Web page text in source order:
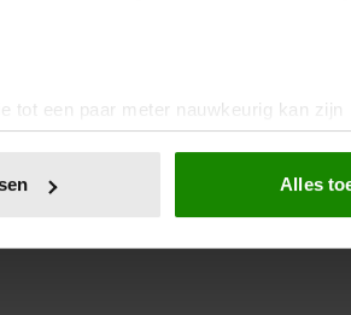
tot een paar meter nauwkeurig kan zijn
eigenschappen
om functies voor social media te
gebruik van onze site met onze
Alles